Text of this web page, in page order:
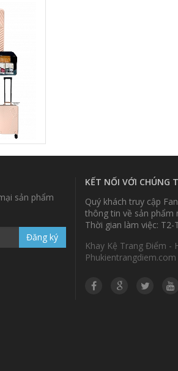
[MÀU
sản phẩm
Đăng ký
KẾT NỐI VỚI CHÚNG
Quý khách truy cập
thông tin về sản phẩm
Thời gian làm việc: T2-
Khay Kệ Trang Điểm -
Phukientrangdiem.com